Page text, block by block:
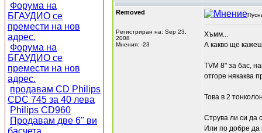
Форума на
БГАУДИО се
премести на нов
адрес.
Форума на
БГАУДИО се
премести на нов
адрес.
продавам CD Philips
CDC 745 за 40 лева
Philips CD960
Продавам две 6" ви
басчета
Removed
Регистриран на: Sep 23,
2008
Мнения: -23
Хъмм...
А какво ще
ТVM 8" за бас,
отгоре някаква
Това в 2
Струва ли си да
Или по добре да